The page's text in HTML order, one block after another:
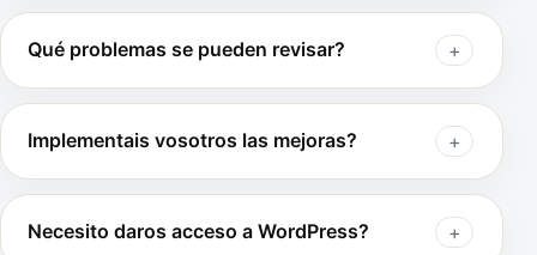
Qué problemas se pueden revisar?
Implementais vosotros las mejoras?
Necesito daros acceso a WordPress?